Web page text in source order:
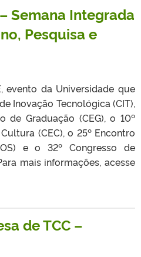
Semana Integrada
Pesquisa e
evento da Universidade que
Inovação Tecnológica (CIT),
de Graduação (CEG), o 10º
(CEC), o 25º Encontro
e o 32º Congresso de
mais informações, acesse
de TCC –